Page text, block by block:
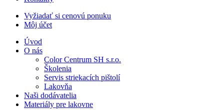
Vyžiadať si cenovú ponuku
Môj účet
Úvod
O nás
Color Centrum SH s.r.o.
Školenia
Servis striekacích pištolí
Lakovňa
Naši dodávatelia
Materiály pre lakovne